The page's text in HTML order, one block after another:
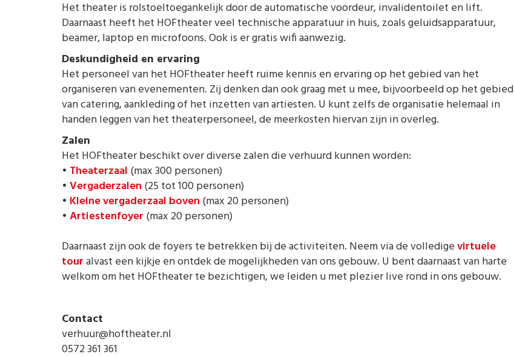
Het theater is rolstoeltoegankelijk door de automatische voordeur, invalidentoilet en lift.
Daarnaast heeft het HOFtheater veel technische apparatuur in huis, zoals geluidsapparatuur,
beamer, laptop en microfoons. Ook is er gratis wifi aanwezig.
Deskundigheid en ervaring
Het personeel van het HOFtheater heeft ruime kennis en ervaring op het gebied van het
organiseren van evenementen. Zij denken dan ook graag met u mee, bijvoorbeeld op het gebied
van catering, aankleding of het inzetten van artiesten. U kunt zelfs de organisatie helemaal in
handen leggen van het theaterpersoneel, de meerkosten hiervan zijn in overleg.
Zalen
Het HOFtheater beschikt over diverse zalen die verhuurd kunnen worden:
• Theaterzaal (max 300 personen)
• Vergaderzalen (25 tot 100 personen)
• Kleine vergaderzaal boven (max 20 personen)
• Artiestenfoyer (max 20 personen)
Daarnaast zijn ook de foyers te betrekken bij de activiteiten. Neem via de volledigevirtuele
touralvast een kijkje en ontdek de mogelijkheden van ons gebouw. U bent daarnaast van harte
welkom om het HOFtheater te bezichtigen, we leiden u met plezier live rond in ons gebouw.
Contact
verhuur@hoftheater.nl
0572 361 361